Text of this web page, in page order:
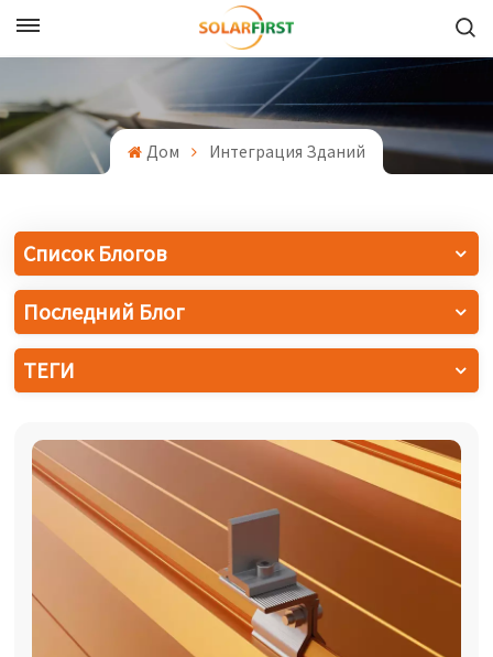
English
Français
中文
Русский
Español
日本語
한국어
Дом Интеграция Зданий
Список Блогов
Последний Блог
ТЕГИ